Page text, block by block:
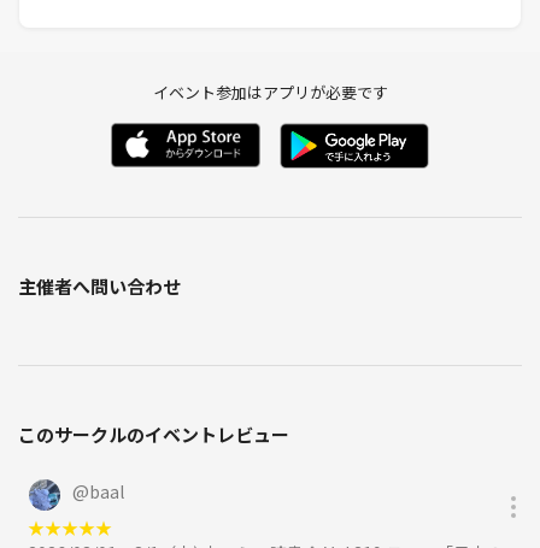
イベント参加はアプリが必要です
主催者へ問い合わせ
このサークルのイベントレビュー
@baal
★★★★★